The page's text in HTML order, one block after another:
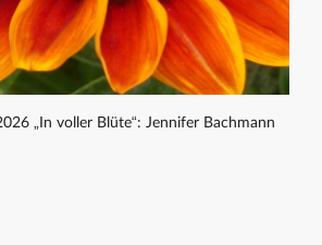
„In voller Blüte“: Jennifer Bachmann